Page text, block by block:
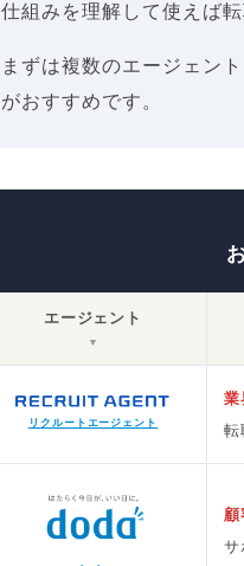
仕組みを理解して使えば
まずは複数のエージェン
がおすすめです。
エージェント
▼
リクルートエージェント
業
転
顧
サ